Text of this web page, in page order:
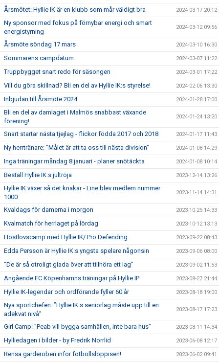
Årsmötet: Hyllie IK är en klubb som mår väldigt bra 2024-03-17 20:12
Ny sponsor med fokus på förnybar energi och smart
energistyrning
2024-03-12 09:56
Årsmöte söndag 17 mars 2024-03-10 16:30
Sommarens campdatum 2024-03-07 11:22
Truppbygget snart redo för säsongen 2024-03-01 17:22
Vill du göra skillnad? Bli en del av Hyllie IK:s styrelse! 2024-02-06 13:30
Inbjudan till Årsmöte 2024 2024-01-28 17:00
Bli en del av damlaget i Malmös snabbast växande
förening!
2024-01-24 13:20
Snart startar nästa tjejlag - flickor födda 2017 och 2018 2024-01-17 11:43
Ny herrtränare: ”Målet är att ta oss till nästa division” 2024-01-08 14:29
Inga träningar måndag 8 januari - planer snötäckta 2024-01-08 10:14
Beställ Hyllie IK:s jultröja 2023-12-14 13:26
Hyllie IK växer så det knakar - Line blev medlem nummer
1000
2023-11-14 14:31
Kvaldags för damerna i morgon 2023-10-25 14:33
Kvalmatch för herrlaget på lördag 2023-10-12 13:13
Höstlovscamp med Hyllie IK/ Pro Defending 2023-09-22 08:43
Edda Persson är Hyllie IK:s yngsta spelare någonsin 2023-09-06 08:00
”De är så otroligt glada över att tillhöra ett lag” 2023-09-02 11:53
Angående FC Köpenhamns träningar på Hyllie IP 2023-08-27 21:44
Hyllie IK-legendar och ordförande fyller 60 år 2023-08-18 19:00
Nya sportchefen: ”Hyllie IK:s seniorlag måste upp till en
adekvat nivå”
2023-08-17 17:23
Girl Camp: ”Peab vill bygga samhällen, inte bara hus” 2023-08-11 14:34
Hylliedagen i bilder - by Fredrik Norrlid 2023-06-08 12:17
Rensa garderoben inför fotbollsloppisen! 2023-06-02 09:41